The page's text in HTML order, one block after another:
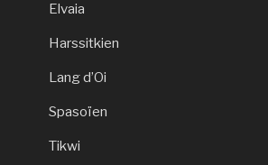
Elvaia
Harssitkien
Lang d’Oi
Spasoïen
Tikwi